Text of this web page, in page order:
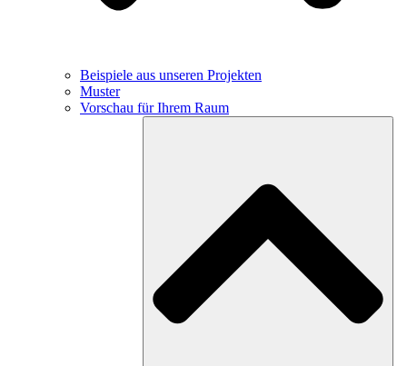
Beispiele aus unseren Projekten
Muster
Vorschau für Ihrem Raum